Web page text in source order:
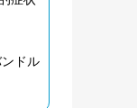
ドル